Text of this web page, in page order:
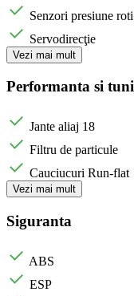
Senzori presiune roti
Servodirecţie
Vezi mai mult
Performanta si
Jante aliaj 18
Filtru de particule
Cauciucuri Run-flat
Vezi mai mult
Siguranta
ABS
ESP